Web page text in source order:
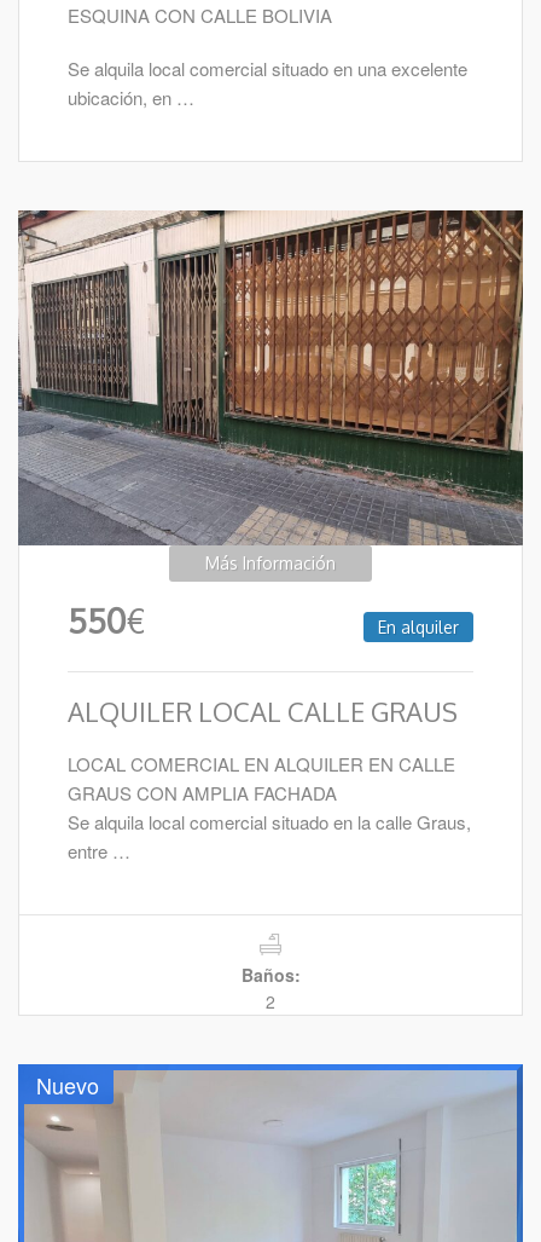
ESQUINA CON CALLE BOLIVIA
Se alquila local comercial situado en una excelente
ubicación, en …
Más Información
550€ En alquiler
ALQUILER LOCAL CALLE GRAUS
LOCAL COMERCIAL EN ALQUILER EN CALLE
GRAUS CON AMPLIA FACHADA
Se alquila local comercial situado en la calle Graus,
entre …
Baños:
2
Nuevo